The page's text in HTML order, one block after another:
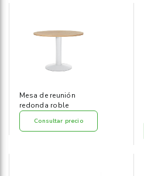
Mesa de reunión
redonda roble
Consultar precio